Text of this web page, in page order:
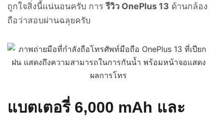
ถูกใจสิ่งนี้แน่นอนครับ การรีวิว OnePlus 13 ด้านกล้อง
ถือว่าสอบผ่านฉลุยครับ
แบตเตอรี่ 6,000 mAh และ